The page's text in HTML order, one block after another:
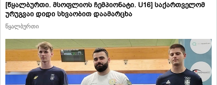
[წყალბურთი. მსოფლიოს ჩემპიონატი. U16] საქართველომ
ურუგვაი დიდი სხვაობით დაამარცხა
წყალბურთი